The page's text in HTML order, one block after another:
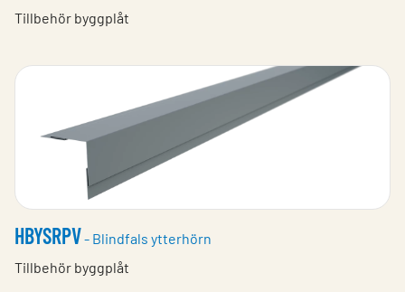
Tillbehör byggplåt
HBYSRPV- Blindfals ytterhörn
Tillbehör byggplåt